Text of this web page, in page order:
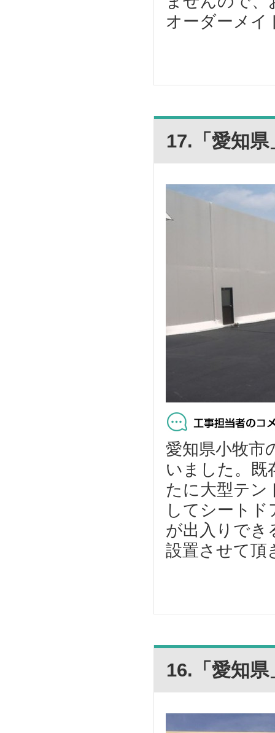
オーダーメイ
17.「愛知
愛知県小牧市
いました。既
たに大型テン
してシート
が出入りでき
設置させて頂
16.「愛知